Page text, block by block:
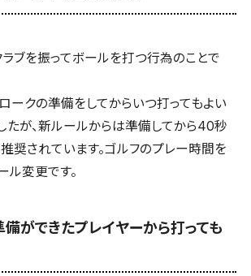
ラブを振ってボールを打つ行為のことで
ークの準備をしてからいつ打ってもよい
たが、新ルールからは準備してから40秒
奨されています。ゴルフのプレー時間を
ル変更です。
ができたプレイヤーから打っても